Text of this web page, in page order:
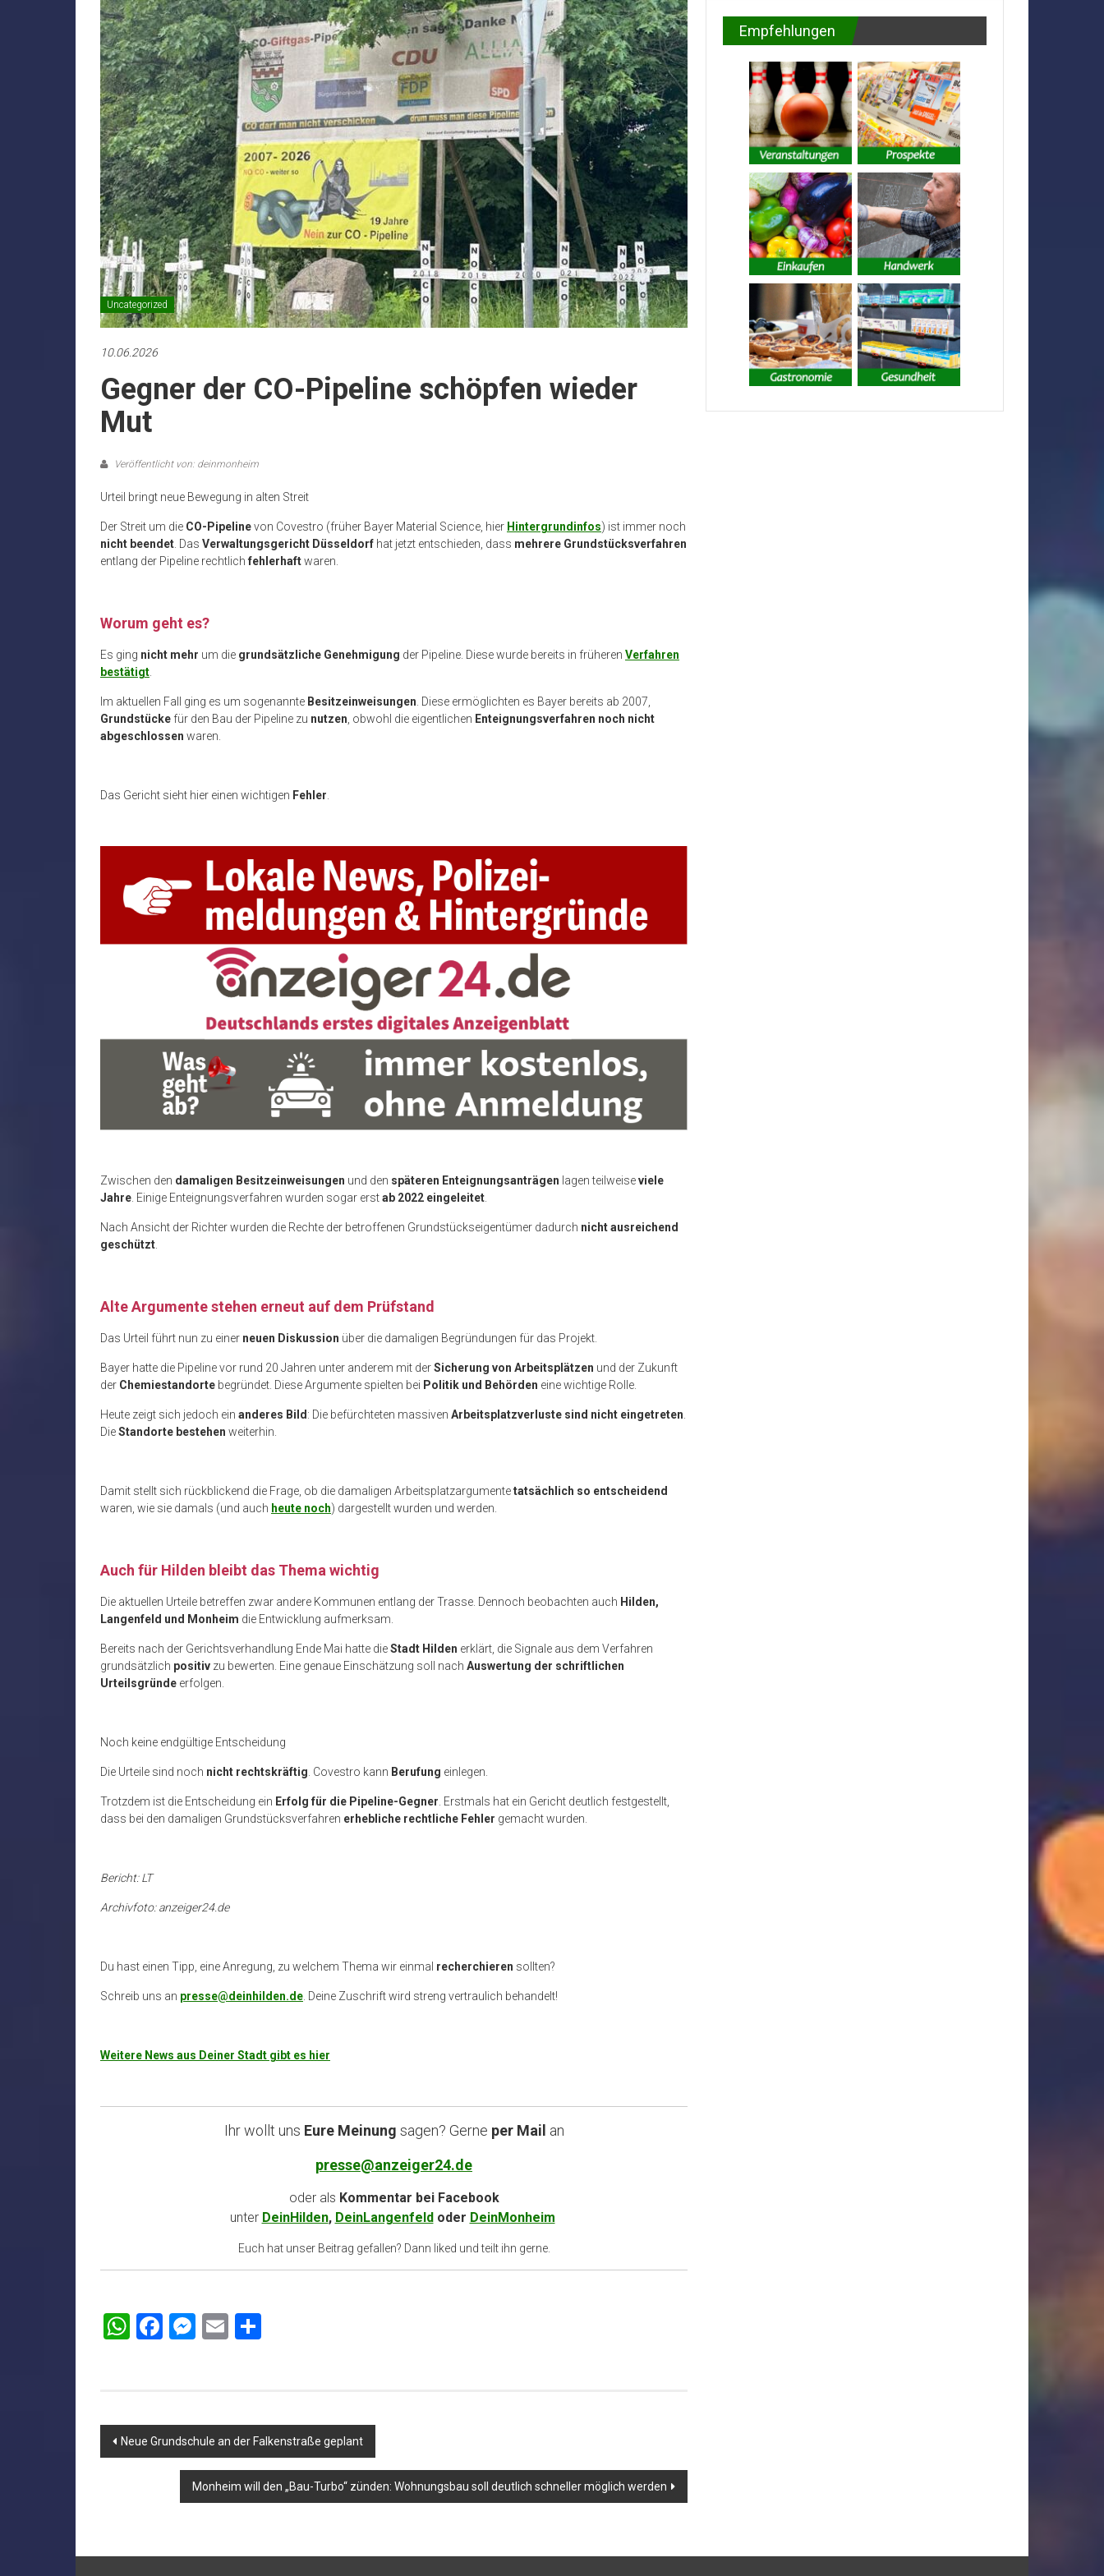
Uncategorized
10.06.2026
Gegner der CO-Pipeline schöpfen wieder
Mut
Veröffentlicht von: deinmonheim
Urteil bringt neue Bewegung in alten Streit
Der Streit um die CO-Pipelinevon Covestro (früher Bayer Material Science, hier Hintergrundinfos) ist immer noch
nicht beendet . Das Verwaltungsgericht Düsseldorf hat jetzt entschieden, dass mehrere Grundstücksverfahren
entlang der Pipeline rechtlich fehlerhaftwaren.
Worum geht es?
Es ging nicht mehr um die grundsätzliche Genehmigung der Pipeline. Diese wurde bereits in früheren Verfahren
bestätigt
Im aktuellen Fall ging es um sogenannte Besitzeinweisungen . Diese ermöglichten es Bayer bereits ab 2007,
Grundstücke für den Bau der Pipeline zu nutzen , obwohl die eigentlichen Enteignungsverfahren noch nicht
abgeschlossen waren.
Das Gericht sieht hier einen wichtigen Fehler
Zwischen den damaligen Besitzeinweisungen und den späteren Enteignungsanträgen lagen teilweiseviele
Jahre . Einige Enteignungsverfahren wurden sogar erstab 2022 eingeleitet
Nach Ansicht der Richter wurden die Rechte der betroffenen Grundstückseigentümer dadurch nicht ausreichend
geschützt
Alte Argumente stehen erneut auf dem Prüfstand
Das Urteil führt nun zu einer neuen Diskussion über die damaligen Begründungen für das Projekt.
Bayer hatte die Pipeline vor rund 20 Jahren unter anderem mit derSicherung von Arbeitsplätzen und der Zukunft
der Chemiestandorte begründet. Diese Argumente spielten bei Politik und Behörden eine wichtige Rolle.
Heute zeigt sich jedoch ein anderes Bild : Die befürchteten massiven Arbeitsplatzverluste sind nicht eingetreten
DieStandorte bestehen weiterhin.
Damit stellt sich rückblickend die Frage, ob die damaligen Arbeitsplatzargumentetatsächlich so entscheidend
waren, wie sie damals (und auch heute noch) dargestellt wurden und werden.
Auch für Hilden bleibt das Thema wichtig
Die aktuellen Urteile betreffen zwar andere Kommunen entlang der Trasse. Dennoch beobachten auch Hilden,
Langenfeld und Monheim die Entwicklung aufmerksam.
Bereits nach der Gerichtsverhandlung Ende Mai hatte dieStadt Hilden erklärt, die Signale aus dem Verfahren
grundsätzlich positiv zu bewerten. Eine genaue Einschätzung soll nach Auswertung der schriftlichen
Urteilsgründe erfolgen.
Noch keine endgültige Entscheidung
Die Urteile sind noch nicht rechtskräftig . Covestro kann Berufung einlegen.
Trotzdem ist die Entscheidung ein Erfolg für die Pipeline-Gegner . Erstmals hat ein Gericht deutlich festgestellt,
dass bei den damaligen Grundstücksverfahren erhebliche rechtliche Fehler gemacht wurden.
Bericht: LT
Archivfoto: anzeiger24.de
Du hast einen Tipp, eine Anregung, zu welchem Thema wir einmal recherchieren sollten?
Schreib uns an presse@deinhilden.de . Deine Zuschrift wird streng vertraulich behandelt!
Weitere News aus Deiner Stadt gibt es hier
Ihr wollt uns Eure Meinung sagen? Gerne per Mail an
presse@anzeiger24.de
oder als Kommentar bei Facebook
unter DeinHilden, DeinLangenfeldoder DeinMonheim
Euch hat unser Beitrag gefallen? Dann liked und teilt ihn gerne.
WhatsApp
Facebook
Messenger
Email
Beitragsnavigation
Neue Grundschule an der Falkenstraße geplant
Monheim will den „Bau-Turbo“ zünden: Wohnungsbau soll deutlich schneller möglich werden
Empfehlungen